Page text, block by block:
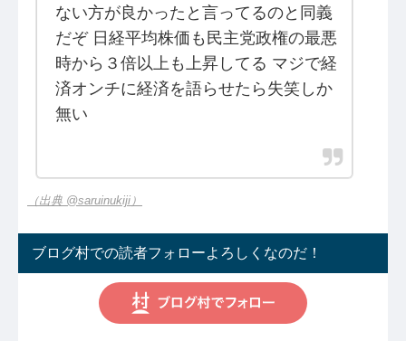
ない方が良かったと言ってるのと同義
だぞ 日経平均株価も民主党政権の最悪
時から３倍以上も上昇してる マジで経
済オンチに経済を語らせたら失笑しか
無い
（出典 @saruinukiji）
ブログ村での読者フォローよろしくなのだ！